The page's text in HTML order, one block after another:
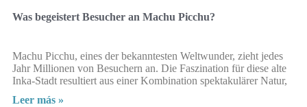
Was begeistert Besucher an Machu Picchu?
Machu Picchu, eines der bekanntesten Weltwunder, zieht jedes
Jahr Millionen von Besuchern an. Die Faszination für diese alte
Inka-Stadt resultiert aus einer Kombination spektakulärer Natur,
Leer más »